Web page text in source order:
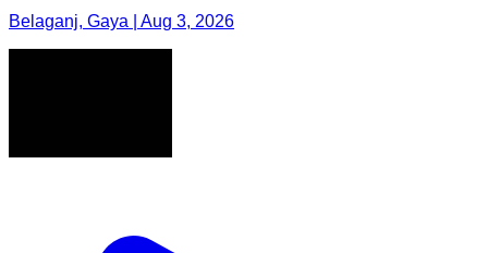
Belaganj, Gaya | Aug 3, 2026